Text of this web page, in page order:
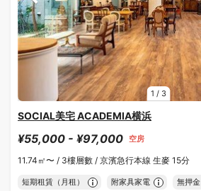
1 / 3
SOCIAL美宅 ACADEMIA横浜
¥55,000 - ¥97,000 空房
11.74㎡〜 / 3樓層數 / 京濱急行本線 生麥 15分
短期租賃（月租） 附家具家電 無押金